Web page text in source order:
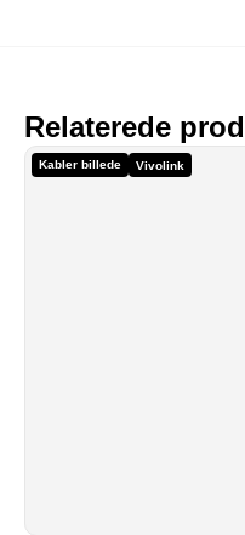
Relaterede
Kabler billede Vivolink